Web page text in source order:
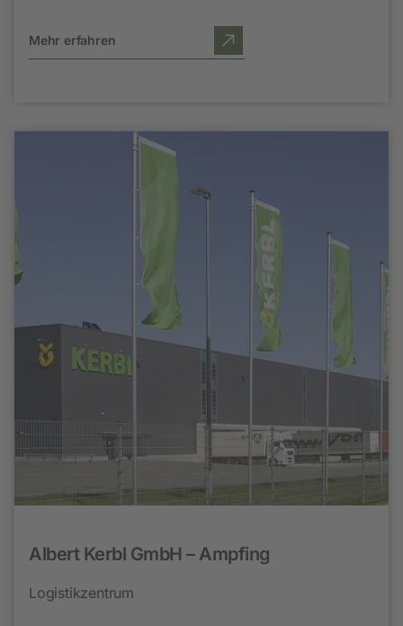
Mehr erfahren
Albert Kerbl GmbH – Ampfing
Logistikzentrum